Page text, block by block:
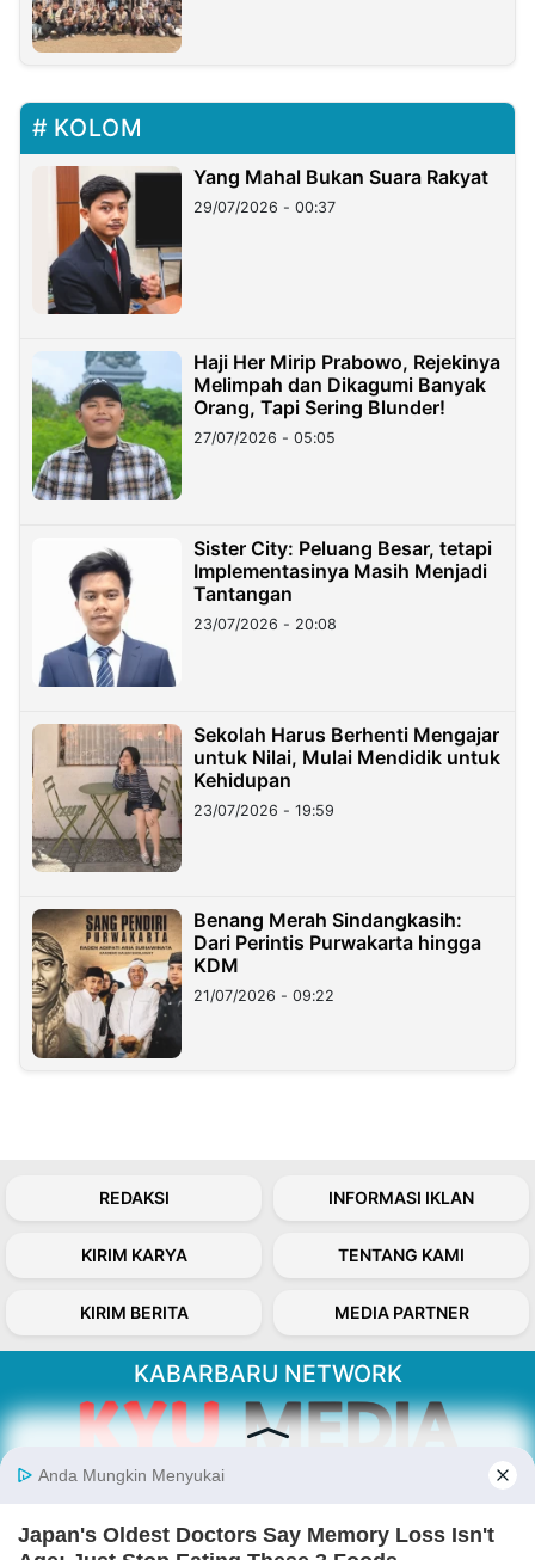
KOLOM
Yang Mahal Bukan Suara Rakyat
29/07/2026 - 00:37
Haji Her Mirip Prabowo, Rejekinya
Melimpah dan Dikagumi Banyak
Orang, Tapi Sering Blunder!
27/07/2026 - 05:05
Sister City: Peluang Besar, tetapi
Implementasinya Masih Menjadi
Tantangan
23/07/2026 - 20:08
Sekolah Harus Berhenti Mengajar
untuk Nilai, Mulai Mendidik untuk
Kehidupan
23/07/2026 - 19:59
Benang Merah Sindangkasih:
Dari Perintis Purwakarta hingga
KDM
21/07/2026 - 09:22
REDAKSI INFORMASI IKLAN
KIRIM KARYA TENTANG KAMI
KIRIM BERITA MEDIA PARTNER
KABARBARU NETWORK
Kabarbaru.co menyajikan berita aktual dan